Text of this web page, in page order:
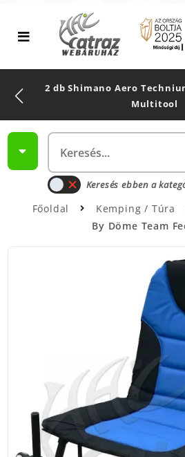
2 db Shimano Aero
Multitool
Keresés ebben a
Főoldal Kemping / Túra
By Döme Team